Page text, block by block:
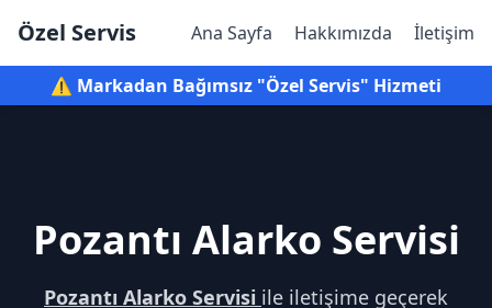
Özel Servis Ana Sayfa Hakkımızda İletişim
⚠️ Markadan Bağımsız "Özel Servis" Hizmeti
Pozantı Alarko Servisi
Pozantı Alarko Servisi ile iletişime geçerek